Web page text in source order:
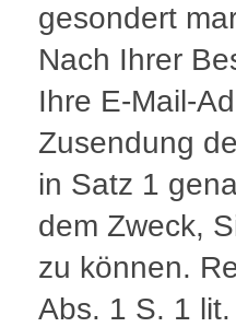
gesondert
Nach Ihrer
Ihre E-Mail-
Zusendung
in Satz 1
dem Zweck,
zu können.
Abs. 1 S. 1